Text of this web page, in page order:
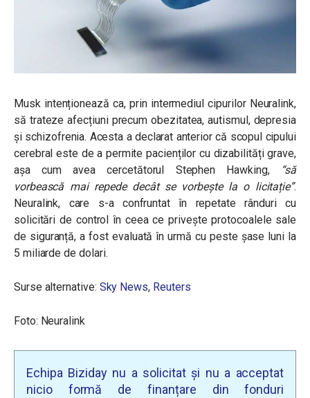
Musk intenționează ca, prin intermediul cipurilor Neuralink,
să trateze afecțiuni precum obezitatea, autismul, depresia
și schizofrenia. Acesta a declarat anterior că scopul cipului
cerebral este de a permite pacienților cu dizabilități grave,
așa cum avea cercetătorul Stephen Hawking,
“să
vorbească mai repede decât se vorbește la o licitație”.
Neuralink, care s-a confruntat în repetate rânduri cu
solicitări de control în ceea ce privește protocoalele sale
de siguranță, a fost evaluată în urmă cu peste șase luni la
5 miliarde de dolari.
Surse alternative: Sky News, Reuters
Foto: Neuralink
Echipa Biziday nu a solicitat și nu a acceptat
nicio formă de finanțare din fonduri